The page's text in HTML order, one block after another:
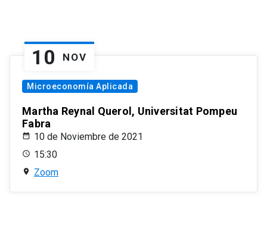
10 NOV
Microeconomía Aplicada
Martha Reynal Querol, Universitat Pompeu
Fabra
10 de Noviembre de 2021
15:30
Zoom